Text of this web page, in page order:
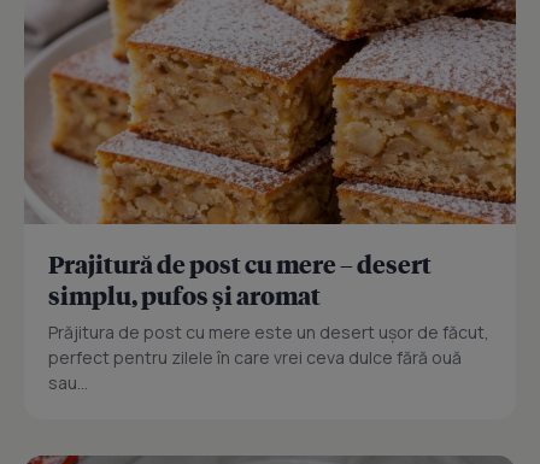
Prajitură de post cu mere – desert
simplu, pufos și aromat
Prăjitura de post cu mere este un desert ușor de făcut,
perfect pentru zilele în care vrei ceva dulce fără ouă
sau...